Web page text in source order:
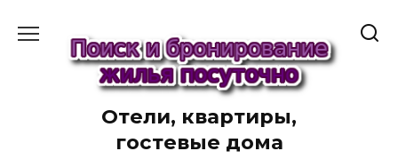
содержанию
Отели, квартиры,
гостевые дома